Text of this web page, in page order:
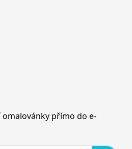
přímo do e-